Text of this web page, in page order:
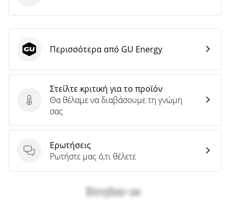
Στείλτε κριτική για το προϊόν
Στείλτε κριτική για το προϊόν
Θα θέλαμε να διαβάσουμε τη γνώμη
σας
Ερωτήσεις
Ερωτήσεις
Ρωτήστε μας ό,τι θέλετε
GU EnergyΠερισσότερα από GU Energy